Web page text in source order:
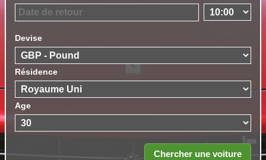
Devise
Résidence
Age